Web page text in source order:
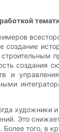
создания
и
художники
Это
того, в